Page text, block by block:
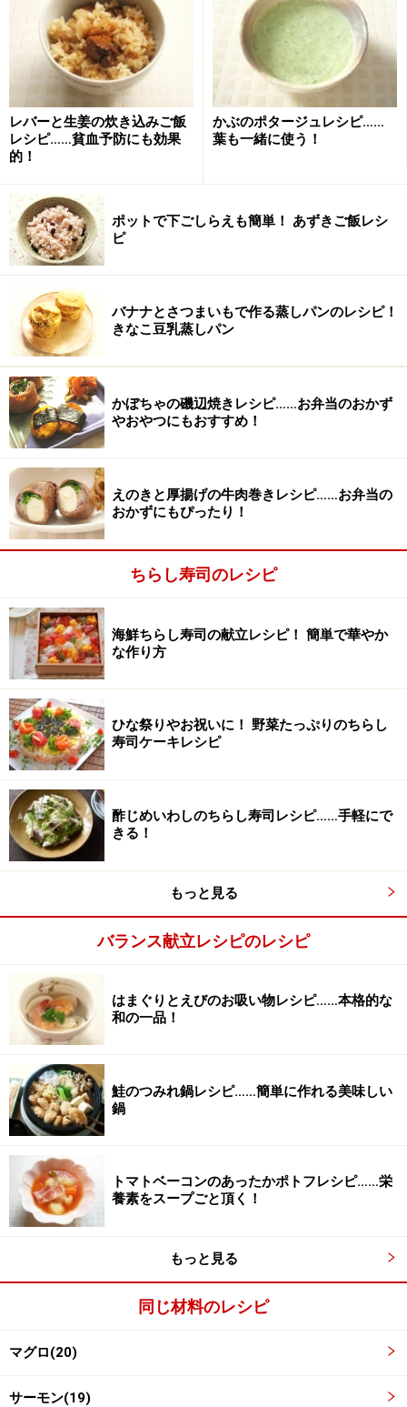
サラダ油 小さじ2
みりん 大さじ1
小さじ1/6
■混ぜ御飯の具材
にんじん 70g
れんこん
干ししいたけ
サラダ油
酒
みりん
醤油 大さじ2
砂糖 大さじ1
水
米
水
米酢
砂糖
塩 小さじ1/3
■あしらい
大葉 8枚
海鮮ちらし寿司の作り方・手順
■混ぜご飯の具材の下ごしらえ
1
材料を切る
干ししいたけはぬるま湯に20分程つけて戻し、水気をし
ぼって厚さ2mmの千切りにします。たけのこ、にんじ
ん、レンコンは厚さ2mmの一口大の大きさに切ります。
レバーと生姜の炊き込みご飯
レシピ……貧血予防にも効果
的！
かぶのポタージュレシピ……
葉も一緒に使う！
ポットで下ごしらえも簡単！ あずきご飯レシ
ピ
バナナとさつまいもで作る蒸しパンのレシピ！
きなこ豆乳蒸しパン
かぼちゃの磯辺焼きレシピ……お弁当のおかず
やおやつにもおすすめ！
えのきと厚揚げの牛肉巻きレシピ……お弁当の
おかずにもぴったり！
ちらし寿司のレシピ
海鮮ちらし寿司の献立レシピ！ 簡単で華やか
な作り方
ひな祭りやお祝いに！ 野菜たっぷりのちらし
寿司ケーキレシピ
酢じめいわしのちらし寿司レシピ……手軽にで
きる！
もっと見る
バランス献立レシピのレシピ
はまぐりとえびのお吸い物レシピ……本格的な
和の一品！
鮭のつみれ鍋レシピ……簡単に作れる美味しい
鍋
トマトベーコンのあったかポトフレシピ……栄
養素をスープごと頂く！
もっと見る
同じ材料のレシピ
マグロ(20)
サーモン(19)